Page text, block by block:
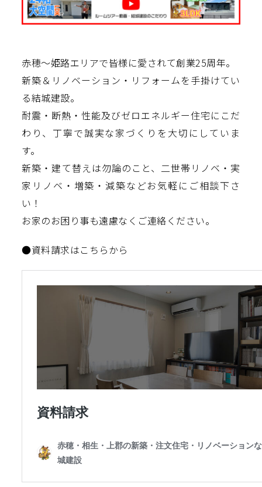
赤穂～姫路エリアで皆様に愛されて創業25周年。
新築＆リノベーション・リフォームを手掛けてい
る結城建設。
耐震・断熱・性能及びゼロエネルギー住宅にこだ
わり、丁寧で誠実な家づくりを大切にしていま
す。
新築・建て替えは勿論のこと、二世帯リノベ・実
家リノベ・増築・減築などお気軽にご相談下さ
い！
お家のお困り事も遠慮なくご連絡ください。
●資料請求はこちらから